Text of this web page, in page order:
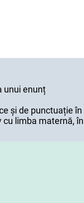
unui enunț
și de punctuație
limba maternă,